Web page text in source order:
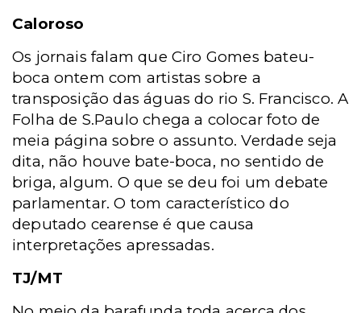
Caloroso
Os jornais falam que Ciro Gomes bateu-
boca ontem com artistas sobre a
transposição das águas do rio S. Francisco. A
Folha de S.Paulo chega a colocar foto de
meia página sobre o assunto. Verdade seja
dita, não houve bate-boca, no sentido de
briga, algum. O que se deu foi um debate
parlamentar. O tom característico do
deputado cearense é que causa
interpretações apressadas.
TJ/MT